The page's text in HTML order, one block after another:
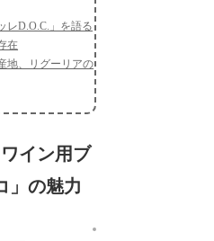
レD.O.C.」を語る
在
地、リグーリアの
イン用ブ
」の魅力